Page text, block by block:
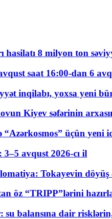
hasilatı 8 milyon ton
saat 16:00-dan 6
inqilabı, yoxsa yeni
Kiyev səfərinin
üçün yeni
3–5 avqust 2026-cı il
Tokayevin döyüş
öz “TRIPP”lərini
su balansına dair